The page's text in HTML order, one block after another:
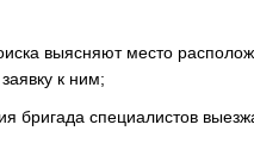
выясняют место
к ним;
бригада специалистов